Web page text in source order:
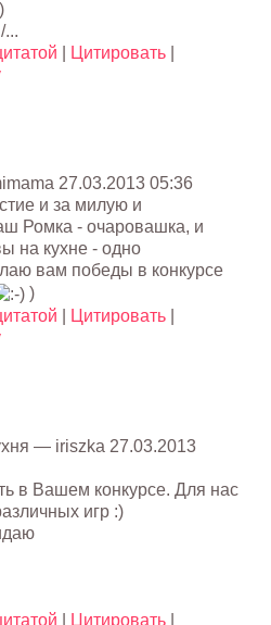
...
Цитировать
27.03.2013 05:36
и за милую и
Ромка - очаровашка, и
на кухне - одно
вам победы в конкурсе
)
Цитировать
— iriszka 27.03.2013
в Вашем конкурсе. Для нас
игр :)
Цитировать